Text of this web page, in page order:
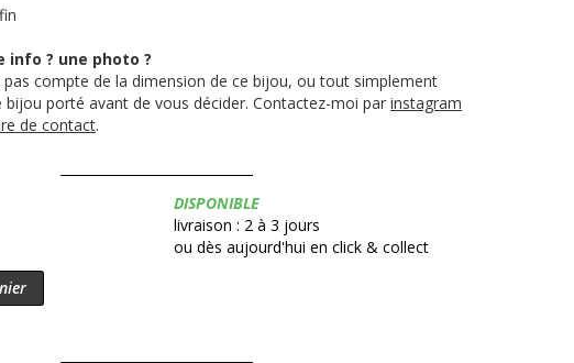
info ? une photo ?
pas compte de la dimension de ce bijou, ou tout simplement
bijou porté avant de vous décider. Contactez-moi par instagram
de contact.
Disponibilité:
DISPONIBLE
livraison : 2 à 3 jours
ou dès aujourd'hui en click & collect